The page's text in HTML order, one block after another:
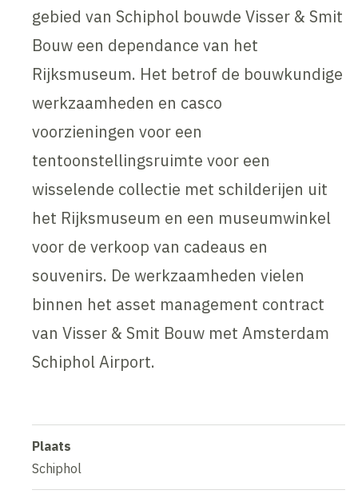
gebied van Schiphol bouwde Visser & Smit
Bouw een dependance van het
Rijksmuseum. Het betrof de bouwkundige
werkzaamheden en casco
voorzieningen voor een
tentoonstellingsruimte voor een
wisselende collectie met schilderijen uit
het Rijksmuseum en een museumwinkel
voor de verkoop van cadeaus en
souvenirs. De werkzaamheden vielen
binnen het asset management contract
van Visser & Smit Bouw met Amsterdam
Schiphol Airport.
Plaats
Schiphol